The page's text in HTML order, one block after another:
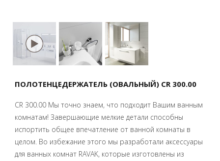
ПОЛОТЕНЦЕДЕРЖАТЕЛЬ (ОВАЛЬНЫЙ) CR 300.00
CR 300.00 Мы точно знаем, что подходит Вашим ванным
комнатам! Завершающие мелкие детали способны
испортить общее впечатление от ванной комнаты в
целом. Во избежание этого мы разработали аксессуары
для ванных комнат RAVAK, которые изготовлены из